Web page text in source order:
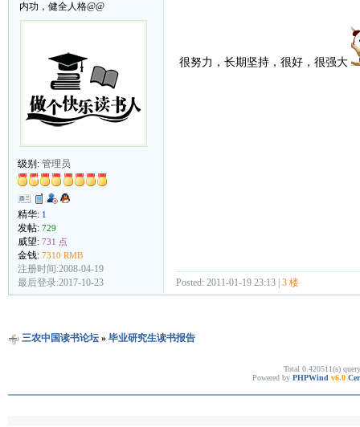
内功，健全人格@@
级别: 管理员
精华: 1
发帖: 729
威望: 731 点
金钱: 7310 RMB
注册时间:2008-04-19
最后登录:2017-10-23
很努力，长期坚持，很好，很强大
Posted: 2011-01-19 23:13 | 3 楼
三农中国读书论坛» 毕业研究生读书报告
Total 0.420511(s)
Powered by PHPWind v6.0